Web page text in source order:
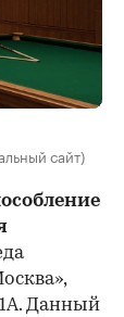
сайт)
Данный